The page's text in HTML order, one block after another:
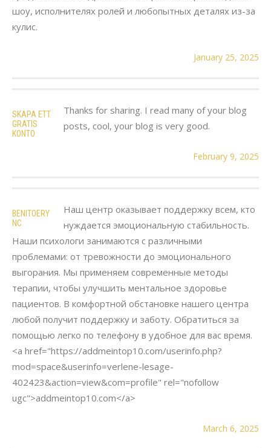
шоу, исполнителях ролей и любопытных деталях из-за
кулис.
January 25, 2025
SKAPA ETT
GRATIS
KONTO
Thanks for sharing. I read many of your blog
posts, cool, your blog is very good.
February 9, 2025
BENITOERY
NC
Наш центр оказывает поддержку всем, кто
нуждается эмоциональную стабильность.
Наши психологи занимаются с различными
проблемами: от тревожности до эмоционального
выгорания. Мы применяем современные методы
терапии, чтобы улучшить ментальное здоровье
пациентов. В комфортной обстановке нашего центра
любой получит поддержку и заботу. Обратиться за
помощью легко по телефону в удобное для вас время.
<a href="https://addmeintop10.com/userinfo.php?
mod=space&userinfo=verlene-lesage-
402423&action=view&com=profile" rel="nofollow
ugc">addmeintop10.com</a>
March 6, 2025